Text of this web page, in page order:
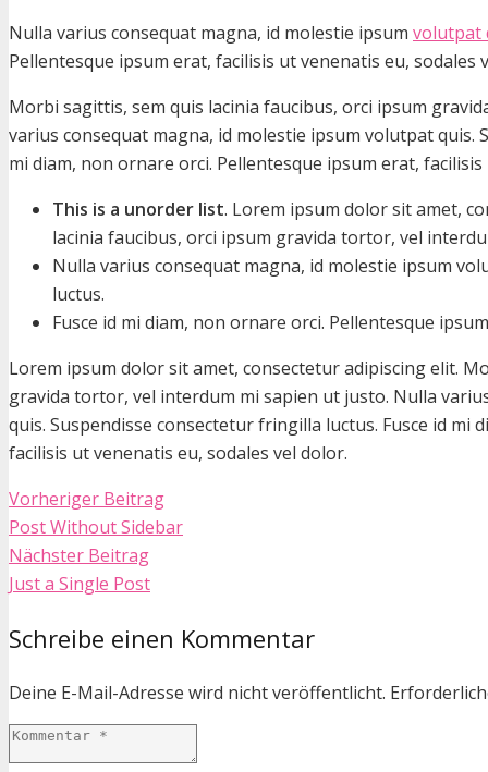
Nulla varius consequat magna, id molestie ipsum volutpat
Pellentesque ipsum erat, facilisis ut venenatis eu, sodales
Morbi sagittis, sem quis lacinia faucibus, orci ipsum
varius consequat magna, id molestie ipsum volutpat quis.
mi diam, non ornare orci. Pellentesque ipsum erat,
This is a unorder list. Lorem ipsum dolor sit amet,
lacinia faucibus, orci ipsum gravida tortor, vel
Nulla varius consequat magna, id molestie ipsum
luctus.
Fusce id mi diam, non ornare orci. Pellentesque
Lorem ipsum dolor sit amet, consectetur adipiscing elit.
gravida tortor, vel interdum mi sapien ut justo. Nulla
quis. Suspendisse consectetur fringilla luctus. Fusce id mi
facilisis ut venenatis eu, sodales vel dolor.
Vorheriger Beitrag
Post Without Sidebar
Nächster Beitrag
Just a Single Post
Schreibe einen Kommentar
Deine E-Mail-Adresse wird nicht veröffentlicht.